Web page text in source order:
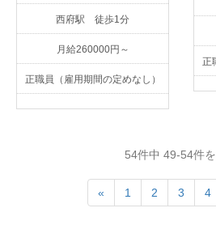
正
西府駅 徒歩1分
月給260000円～
正職員（雇用期間の定めなし）
54件中 49-54件
« 1 2 3 4